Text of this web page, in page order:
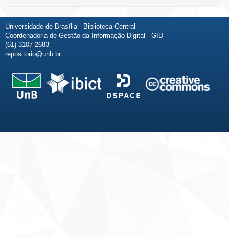
Universidade de Brasília - Biblioteca Central
Coordenadoria de Gestão da Informação Digital - GID
(61) 3107-2683
repositorio@unb.br